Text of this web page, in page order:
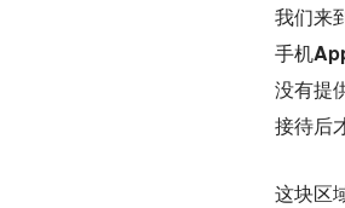
我们来
手机
没有提
接待后
这块区